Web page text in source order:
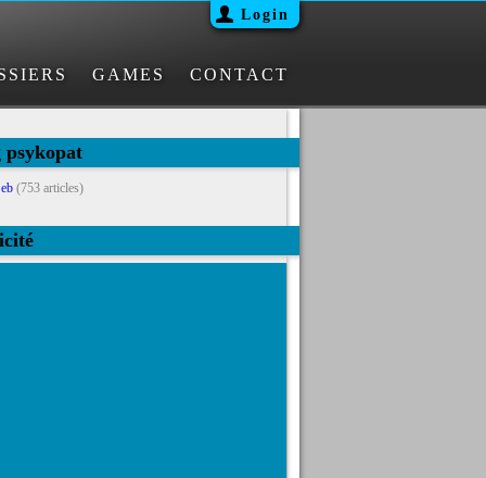
Login
GAMES CONTACT
psykopat
(753 articles)